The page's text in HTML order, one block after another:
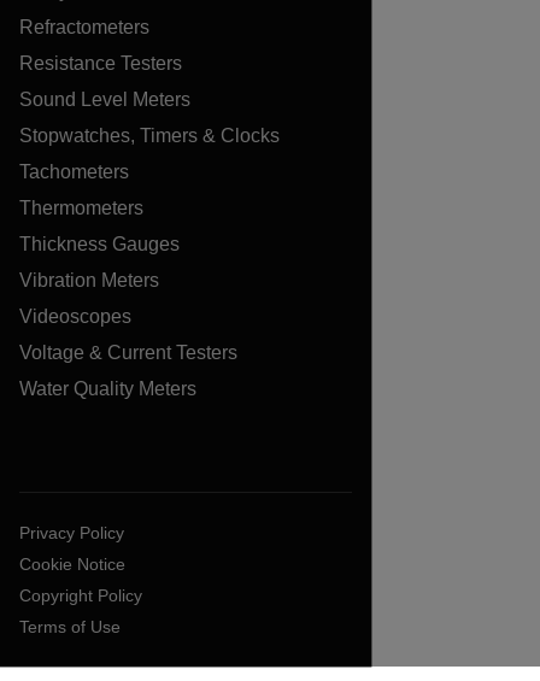
Refractometers
Resistance Testers
Sound Level Meters
Stopwatches, Timers & Clocks
Tachometers
Thermometers
Thickness Gauges
Vibration Meters
Videoscopes
Voltage & Current Testers
Water Quality Meters
Privacy Policy
Cookie Notice
Copyright Policy
Terms of Use